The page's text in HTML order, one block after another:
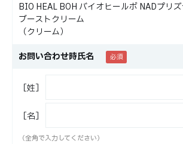
BIO HEAL BOH バイオヒールボ NADプリ
ブーストクリーム
（クリーム）
お問い合わせ時氏名
［姓］
［名］
（全角で入力してください）